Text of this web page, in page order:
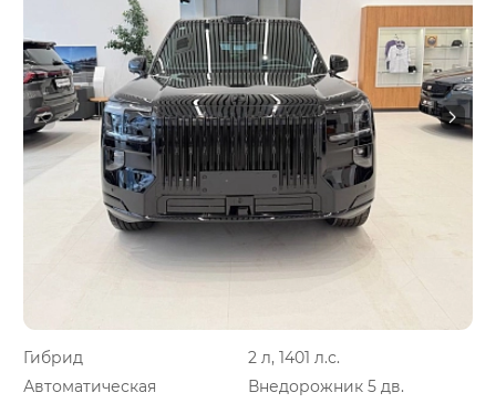
Гибрид
2 л, 1401 л.с.
Автоматическая
Внедорожник 5 дв.